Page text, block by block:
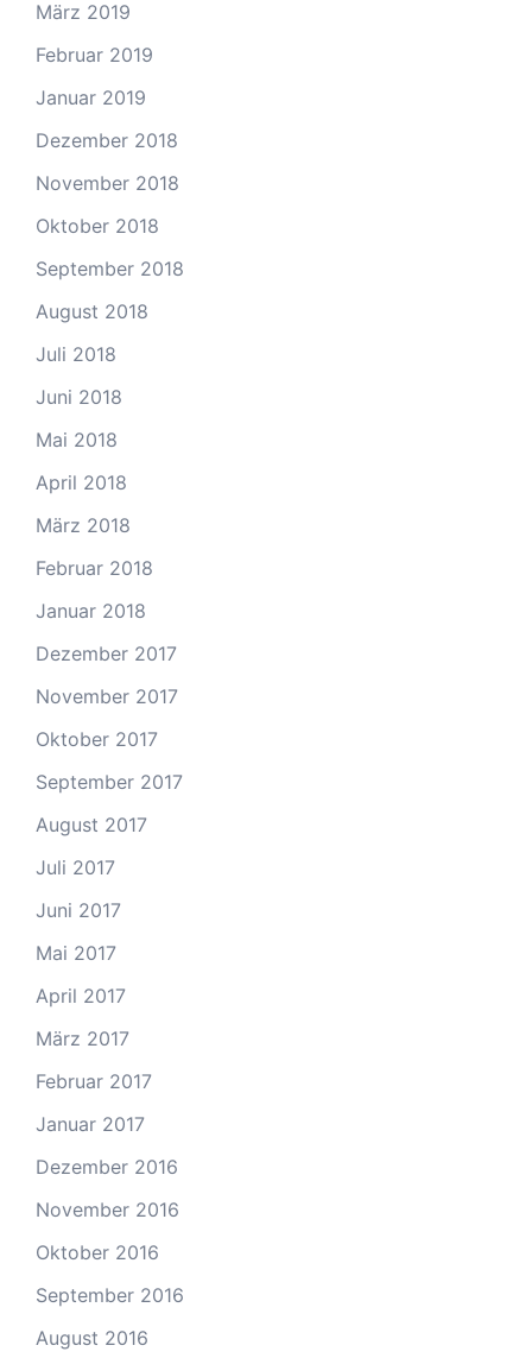
März 2019
Februar 2019
Januar 2019
Dezember 2018
November 2018
Oktober 2018
September 2018
August 2018
Juli 2018
Juni 2018
Mai 2018
April 2018
März 2018
Februar 2018
Januar 2018
Dezember 2017
November 2017
Oktober 2017
September 2017
August 2017
Juli 2017
Juni 2017
Mai 2017
April 2017
März 2017
Februar 2017
Januar 2017
Dezember 2016
November 2016
Oktober 2016
September 2016
August 2016